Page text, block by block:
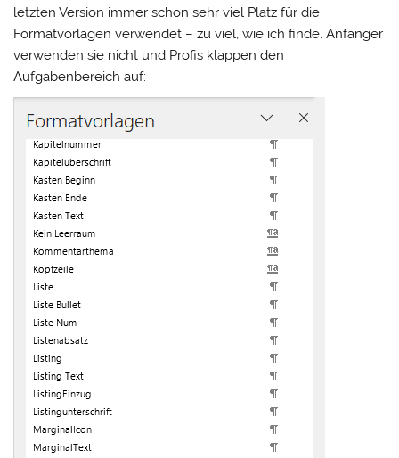
letzten Version immer schon sehr viel Platz für die
Formatvorlagen verwendet – zu viel, wie ich finde. Anfänger
verwenden sie nicht und Profis klappen den
Aufgabenbereich auf: